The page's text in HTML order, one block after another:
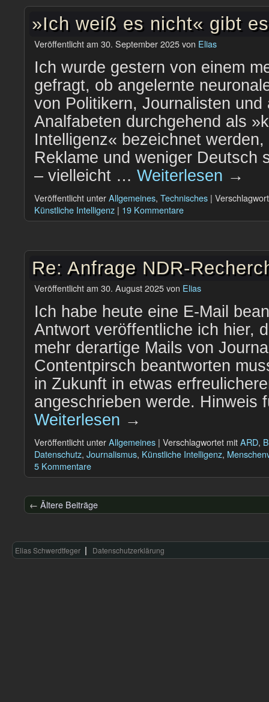
»Ich weiß es nicht« gibt
Veröffentlicht am 30. September 2025von Elias
Ich wurde gestern von einem
gefragt, ob angelernte
von Politikern, Journalisten und
Analfabeten durchgehend als
Intelligenz« bezeichnet
Reklame und weniger Deutsch
– vielleicht … Weiterlesen →
Veröffentlicht unterAllgemeines, Technisches |
Künstliche Intelligenz | 19 Kommentare
Re: Anfrage NDR-
Veröffentlicht am 30. August 2025von Elias
Ich habe heute eine E-Mail
Antwort veröffentliche ich hier,
mehr derartige Mails von
Contentpirsch beantworten
in Zukunft in etwas
angeschrieben werde. Hinweis
Weiterlesen →
Veröffentlicht unterAllgemeines | Verschlagwortet mitARD,
Datenschutz, Journalismus, Künstliche Intelligenz,
5 Kommentare
← Ältere Beiträge
Elias Schwerdtfeger Datenschutzerklärung